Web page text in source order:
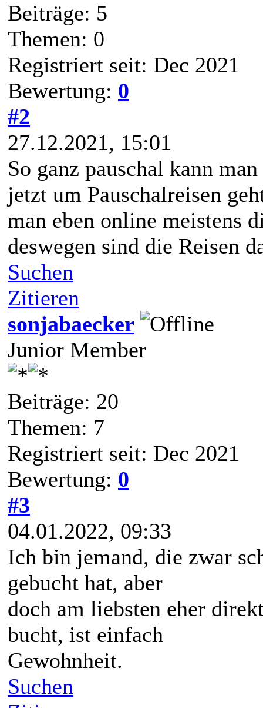
Beiträge: 5
Themen: 0
Registriert seit: Dec 2021
Bewertung: 0
#2
27.12.2021, 15:01
So ganz pauschal kann
jetzt um Pauschalreisen
man eben online meistens
deswegen sind die Reisen
Suchen
Zitieren
sonjabaecker
Junior Member
Beiträge: 20
Themen: 7
Registriert seit: Dec 2021
Bewertung: 0
#3
04.01.2022, 09:33
Ich bin jemand, die zwar
gebucht hat, aber
doch am liebsten eher
bucht, ist einfach
Gewohnheit.
Suchen